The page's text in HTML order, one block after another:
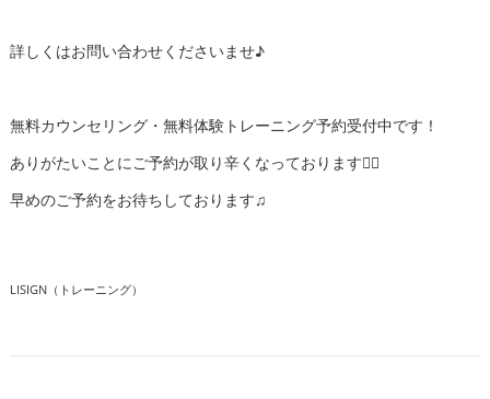
詳しくはお問い合わせくださいませ♪
無料カウンセリング・無料体験トレーニング予約受付中です！
ありがたいことにご予約が取り辛くなっております🙇‍♂️
早めのご予約をお待ちしております♫
LISIGN（トレーニング）